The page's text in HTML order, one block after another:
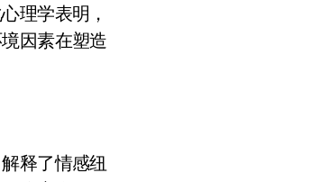
理学表明，
因素在塑造
释了情感纽